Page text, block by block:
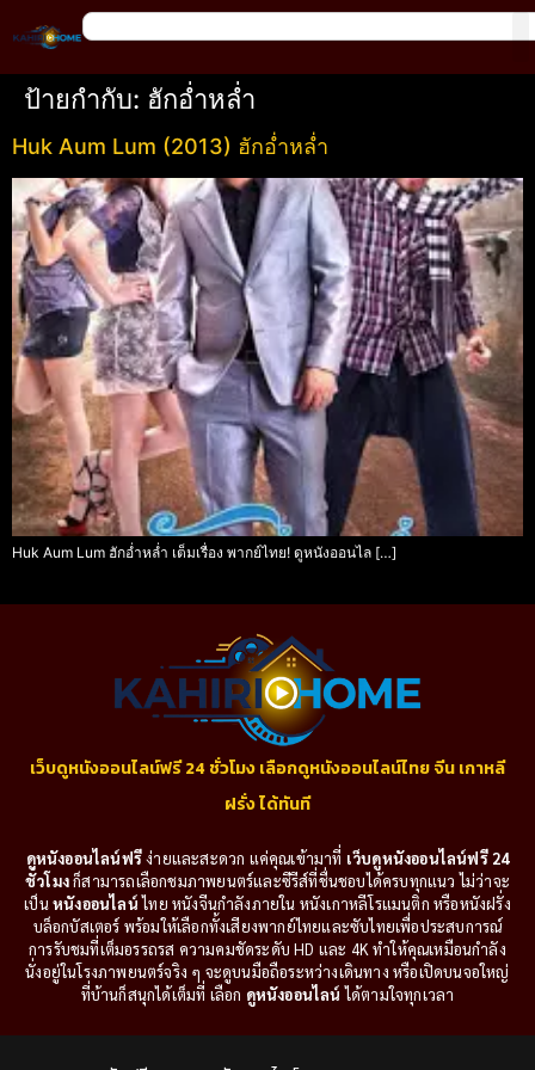
ป้ายกำกับ: ฮักอ่ำหล่ำ
Huk Aum Lum (2013) ฮักอ่ำหล่ำ
Huk Aum Lum ฮักอ่ำหล่ำ เต็มเรื่อง พากย์ไทย! ดูหนังออนไล […]
เว็บดูหนังออนไลน์ฟรี 24 ชั่วโมง เลือกดูหนังออนไลน์ไทย จีน เกาหลี
ฝรั่ง ได้ทันที
ดูหนังออนไลน์ฟรีง่ายและสะดวก แค่คุณเข้ามาที่ เว็บดูหนังออนไลน์ฟรี 24
ชั่วโมงก็สามารถเลือกชมภาพยนตร์และซีรีส์ที่ชื่นชอบได้ครบทุกแนว ไม่ว่าจะ
เป็นหนังออนไลน์ไทย หนังจีนกำลังภายใน หนังเกาหลีโรแมนติก หรือหนังฝรั่ง
บล็อกบัสเตอร์ พร้อมให้เลือกทั้งเสียงพากย์ไทยและซับไทยเพื่อประสบการณ์
การรับชมที่เต็มอรรถรส ความคมชัดระดับ HD และ 4K ทำให้คุณเหมือนกำลัง
นั่งอยู่ในโรงภาพยนตร์จริง ๆ จะดูบนมือถือระหว่างเดินทาง หรือเปิดบนจอใหญ่
ที่บ้านก็สนุกได้เต็มที่ เลือก ดูหนังออนไลน์ ได้ตามใจทุกเวลา